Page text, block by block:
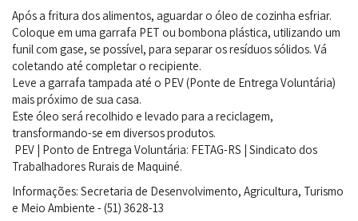
Após a fritura dos alimentos, aguardar o óleo de cozinha esfriar.
Coloque em uma garrafa PET ou bombona plástica, utilizando um
funil com gase, se possível, para separar os resíduos sólidos. Vá
coletando até completar o recipiente.
Leve a garrafa tampada até o PEV (Ponte de Entrega Voluntária)
mais próximo de sua casa.
Este óleo será recolhido e levado para a reciclagem,
transformando-se em diversos produtos.
PEV | Ponto de Entrega Voluntária: FETAG-RS | Sindicato dos
Trabalhadores Rurais de Maquiné.
Informações: Secretaria de Desenvolvimento, Agricultura, Turismo
e Meio Ambiente - (51) 3628-13